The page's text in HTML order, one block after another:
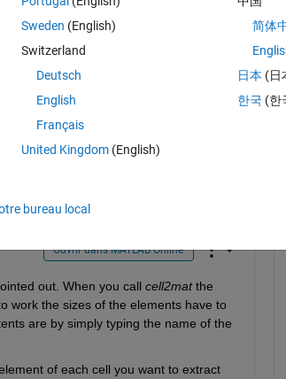
Ouvrir dans MATLAB Online
out. When you call cell2mat the
work the sizes of the elements have to
are by simply typing the name of the
of each cell you want to extract
Sweden (English)
Switzerland
Deutsch
English
Français
United Kingdom(English)
简体
日本 (日
한국 (한
bureau local